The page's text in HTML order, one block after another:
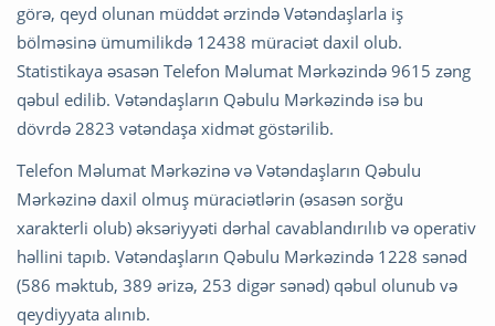
görə, qeyd olunan müddət ərzində Vətəndaşlarla iş
bölməsinə ümumilikdə 12438 müraciət daxil olub.
Statistikaya əsasən Telefon Məlumat Mərkəzində 9615 zəng
qəbul edilib. Vətəndaşların Qəbulu Mərkəzində isə bu
dövrdə 2823 vətəndaşa xidmət göstərilib.
Telefon Məlumat Mərkəzinə və Vətəndaşların Qəbulu
Mərkəzinə daxil olmuş müraciətlərin (əsasən sorğu
xarakterli olub) əksəriyyəti dərhal cavablandırılıb və operativ
həllini tapıb. Vətəndaşların Qəbulu Mərkəzində 1228 sənəd
(586 məktub, 389 ərizə, 253 digər sənəd) qəbul olunub və
qeydiyyata alınıb.